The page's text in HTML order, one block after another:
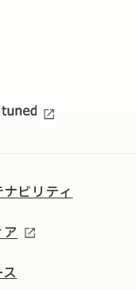
ビリティ